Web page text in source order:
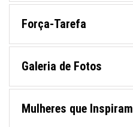
Força-Tarefa
Galeria de Fotos
Mulheres que Inspiram